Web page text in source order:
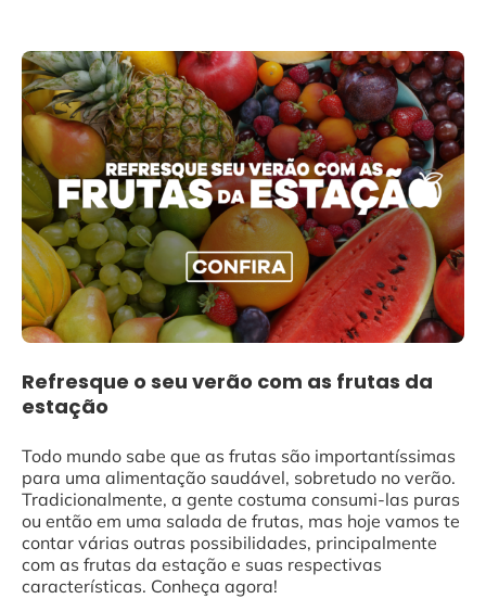
Refresque o seu verão com as frutas da
estação
Todo mundo sabe que as frutas são importantíssimas
para uma alimentação saudável, sobretudo no verão.
Tradicionalmente, a gente costuma consumi-las puras
ou então em uma salada de frutas, mas hoje vamos te
contar várias outras possibilidades, principalmente
com as frutas da estação e suas respectivas
características. Conheça agora!